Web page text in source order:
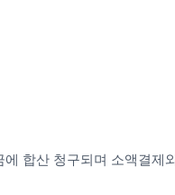
합산 청구되며 소액결제